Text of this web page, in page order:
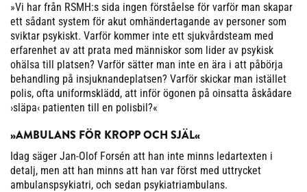
»Vi har från RSMH:s sida ingen förståelse för varför man skapar
ett sådant system för akut omhändertagande av personer som
sviktar psykiskt. Varför kommer inte ett sjukvårdsteam med
erfarenhet av att prata med människor som lider av psykisk
ohälsa till platsen? Varför sätter man inte en ära i att påbörja
behandling på insjuknandeplatsen? Varför skickar man istället
polis, ofta uniformsklädd, att inför ögonen på oinsatta åskådare
›släpa‹ patienten till en polisbil?«
»AMBULANS FÖR KROPP OCH SJÄL«
Idag säger Jan-Olof Forsén att han inte minns ledartexten i
detalj, men att han minns att han var först med uttrycket
ambulanspsykiatri, och sedan psykiatriambulans.